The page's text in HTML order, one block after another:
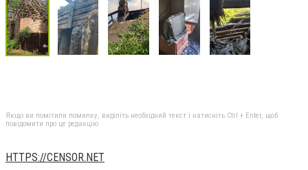
Якщо ви помітили помилку, виділіть необхідний текст і натисніть Ctrl + Enter, щоб
повідомити про це редакцію
HTTPS://CENSOR.NET